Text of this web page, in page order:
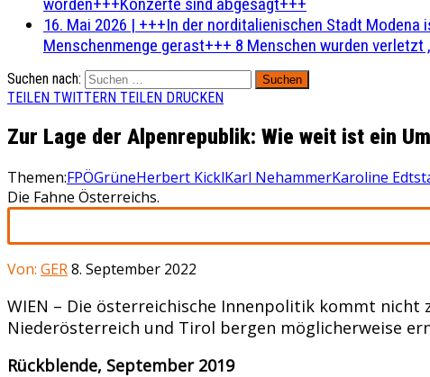
16. Mai 2026 | +++In der norditalienischen Stadt Modena
Menschenmenge gerast+++ 8 Menschen wurden verletzt
Suchen nach:
TEILEN TWITTERN TEILEN DRUCKEN
Zur Lage der Alpenrepublik: Wie weit ist ein
Themen:FPÖGrüneHerbert KicklKarl NehammerKaroline
Die Fahne Österreichs.
Von: GER8. September 2022
WIEN – Die österreichische Innenpolitik kommt nicht
Niederösterreich und Tirol bergen möglicherweise
Rückblende, September 2019